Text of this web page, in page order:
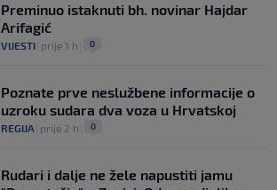
Preminuo istaknuti bh. novinar Hajdar
Arifagić
VIJESTI prije 1 h 0
Poznate prve neslužbene informacije o
uzroku sudara dva voza u Hrvatskoj
REGIJA prije 2 h 0
Rudari i dalje ne žele napustiti jamu